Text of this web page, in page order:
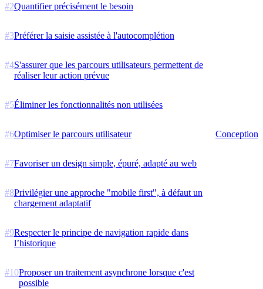
#2Quantifier précisément le besoin
#3Préférer la saisie assistée à l'autocomplétion
#4S'assurer que les parcours utilisateurs permettent de
réaliser leur action prévue
#5Éliminer les fonctionnalités non utilisées
#6Optimiser le parcours utilisateur Conception
#7Favoriser un design simple, épuré, adapté au web
#8Privilégier une approche "mobile first", à défaut un
chargement adaptatif
#9Respecter le principe de navigation rapide dans
l’historique
#10Proposer un traitement asynchrone lorsque c'est
possible